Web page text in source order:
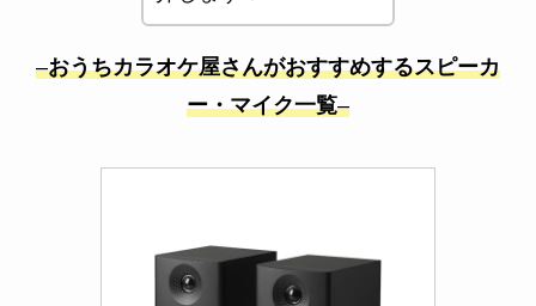
–おうちカラオケ屋さんがおすすめするスピーカ
ー・マイク一覧–